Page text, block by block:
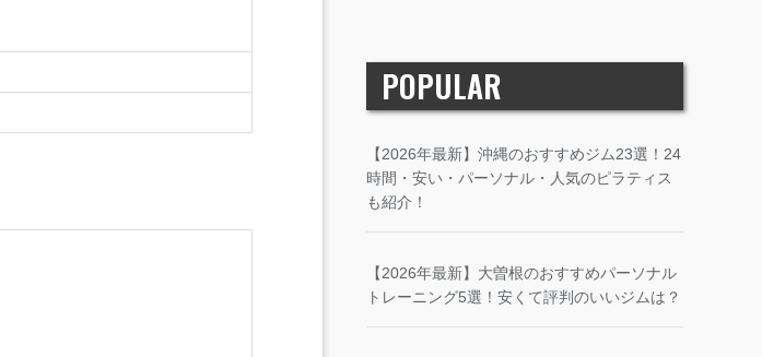
POPULAR
【2026年最新】沖縄のおすすめジム23選！24
時間・安い・パーソナル・人気のピラティス
も紹介！
【2026年最新】大曽根のおすすめパーソナル
トレーニング5選！安くて評判のいいジムは？